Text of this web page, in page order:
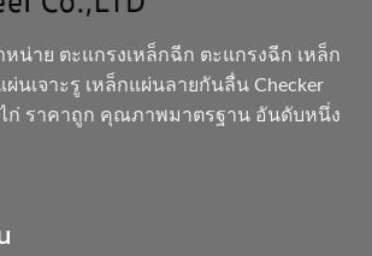
หน่าย ตะแกรงเหล็กฉีก ตะแกรงฉีก เหล็ก
ผ่นเจาะรู เหล็กแผ่นลายกันลื่น Checker
ไก่ ราคาถูก คุณภาพมาตรฐาน อันดับหนึ่ง